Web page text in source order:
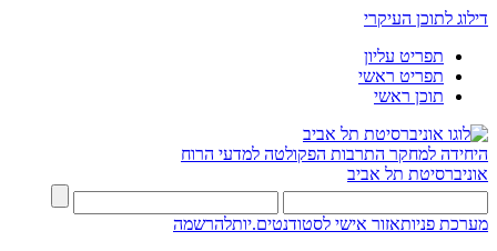
דילוג לתוכן העיקרי
תפריט עליון
תפריט ראשי
תוכן ראשי
היחידה למחקר התרבות הפקולטה למדעי הרוח
אוניברסיטת תל אביב
מערכת פניותאזור אישי לסטודנטים.יותלהרשמה